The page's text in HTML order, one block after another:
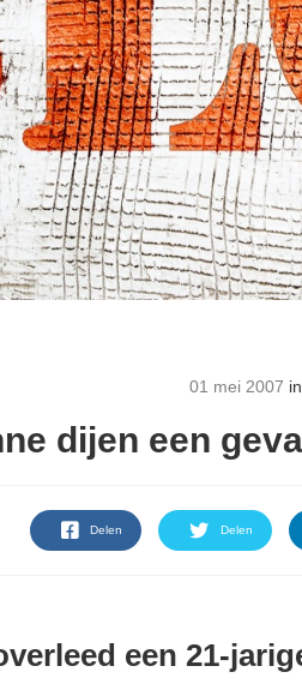
01 mei 2007 in
dijen een
Delen Delen
een 21-